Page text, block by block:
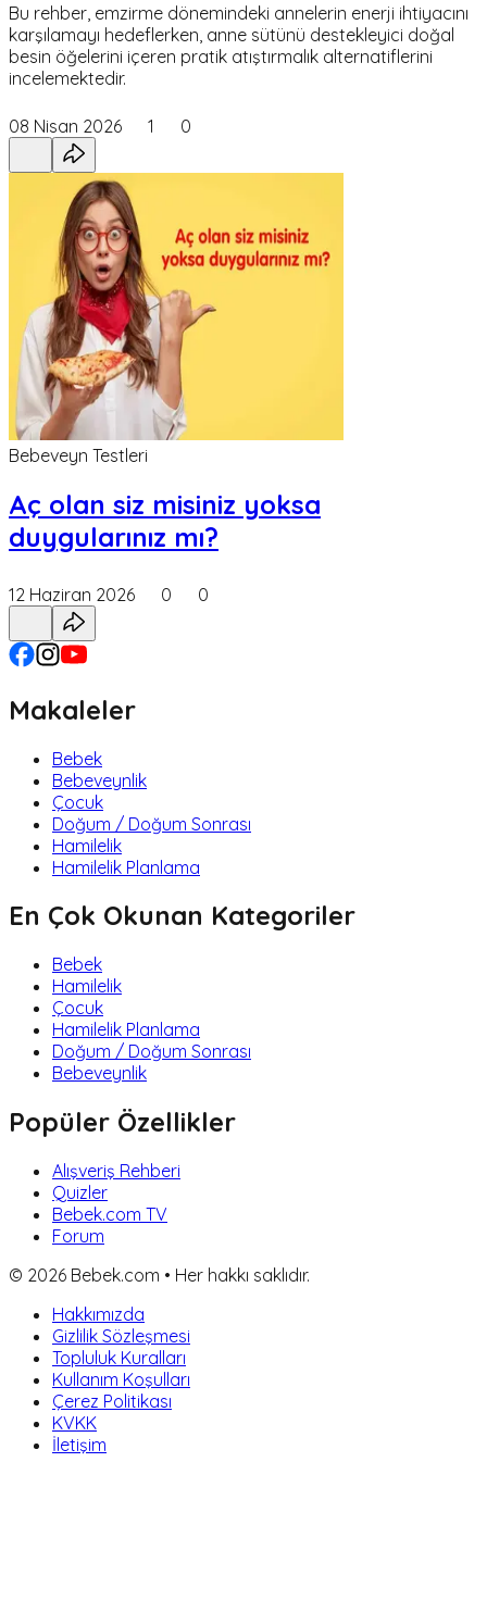
Bu rehber, emzirme dönemindeki annelerin enerji ihtiyacını
karşılamayı hedeflerken, anne sütünü destekleyici doğal
besin öğelerini içeren pratik atıştırmalık alternatiflerini
incelemektedir.
08 Nisan 2026 1 0
Bebeveyn Testleri
Aç olan siz misiniz yoksa
duygularınız mı?
12 Haziran 2026 0 0
Makaleler
Bebek
Bebeveynlik
Çocuk
Doğum / Doğum Sonrası
Hamilelik
Hamilelik Planlama
En Çok Okunan Kategoriler
Bebek
Hamilelik
Çocuk
Hamilelik Planlama
Doğum / Doğum Sonrası
Bebeveynlik
Popüler Özellikler
Alışveriş Rehberi
Quizler
Bebek.com TV
Forum
© 2026 Bebek.com • Her hakkı saklıdır.
Hakkımızda
Gizlilik Sözleşmesi
Topluluk Kuralları
Kullanım Koşulları
Çerez Politikası
KVKK
İletişim